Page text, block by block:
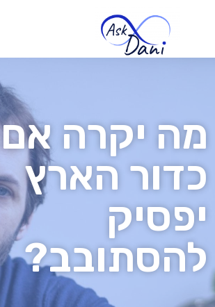
מה יקרה אם
כדור הארץ
יפסיק
להסתובב?